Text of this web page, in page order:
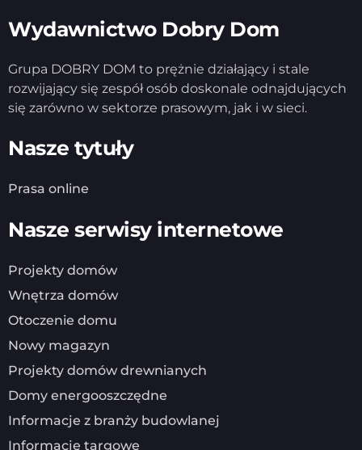
Wydawnictwo Dobry Dom
Grupa DOBRY DOM to prężnie działający i stale
rozwijający się zespół osób doskonale odnajdujących
się zarówno w sektorze prasowym, jak i w sieci.
Nasze tytuły
Prasa online
Nasze serwisy internetowe
Projekty domów
Wnętrza domów
Otoczenie domu
Nowy magazyn
Projekty domów drewnianych
Domy energooszczędne
Informacje z branży budowlanej
Informacje targowe